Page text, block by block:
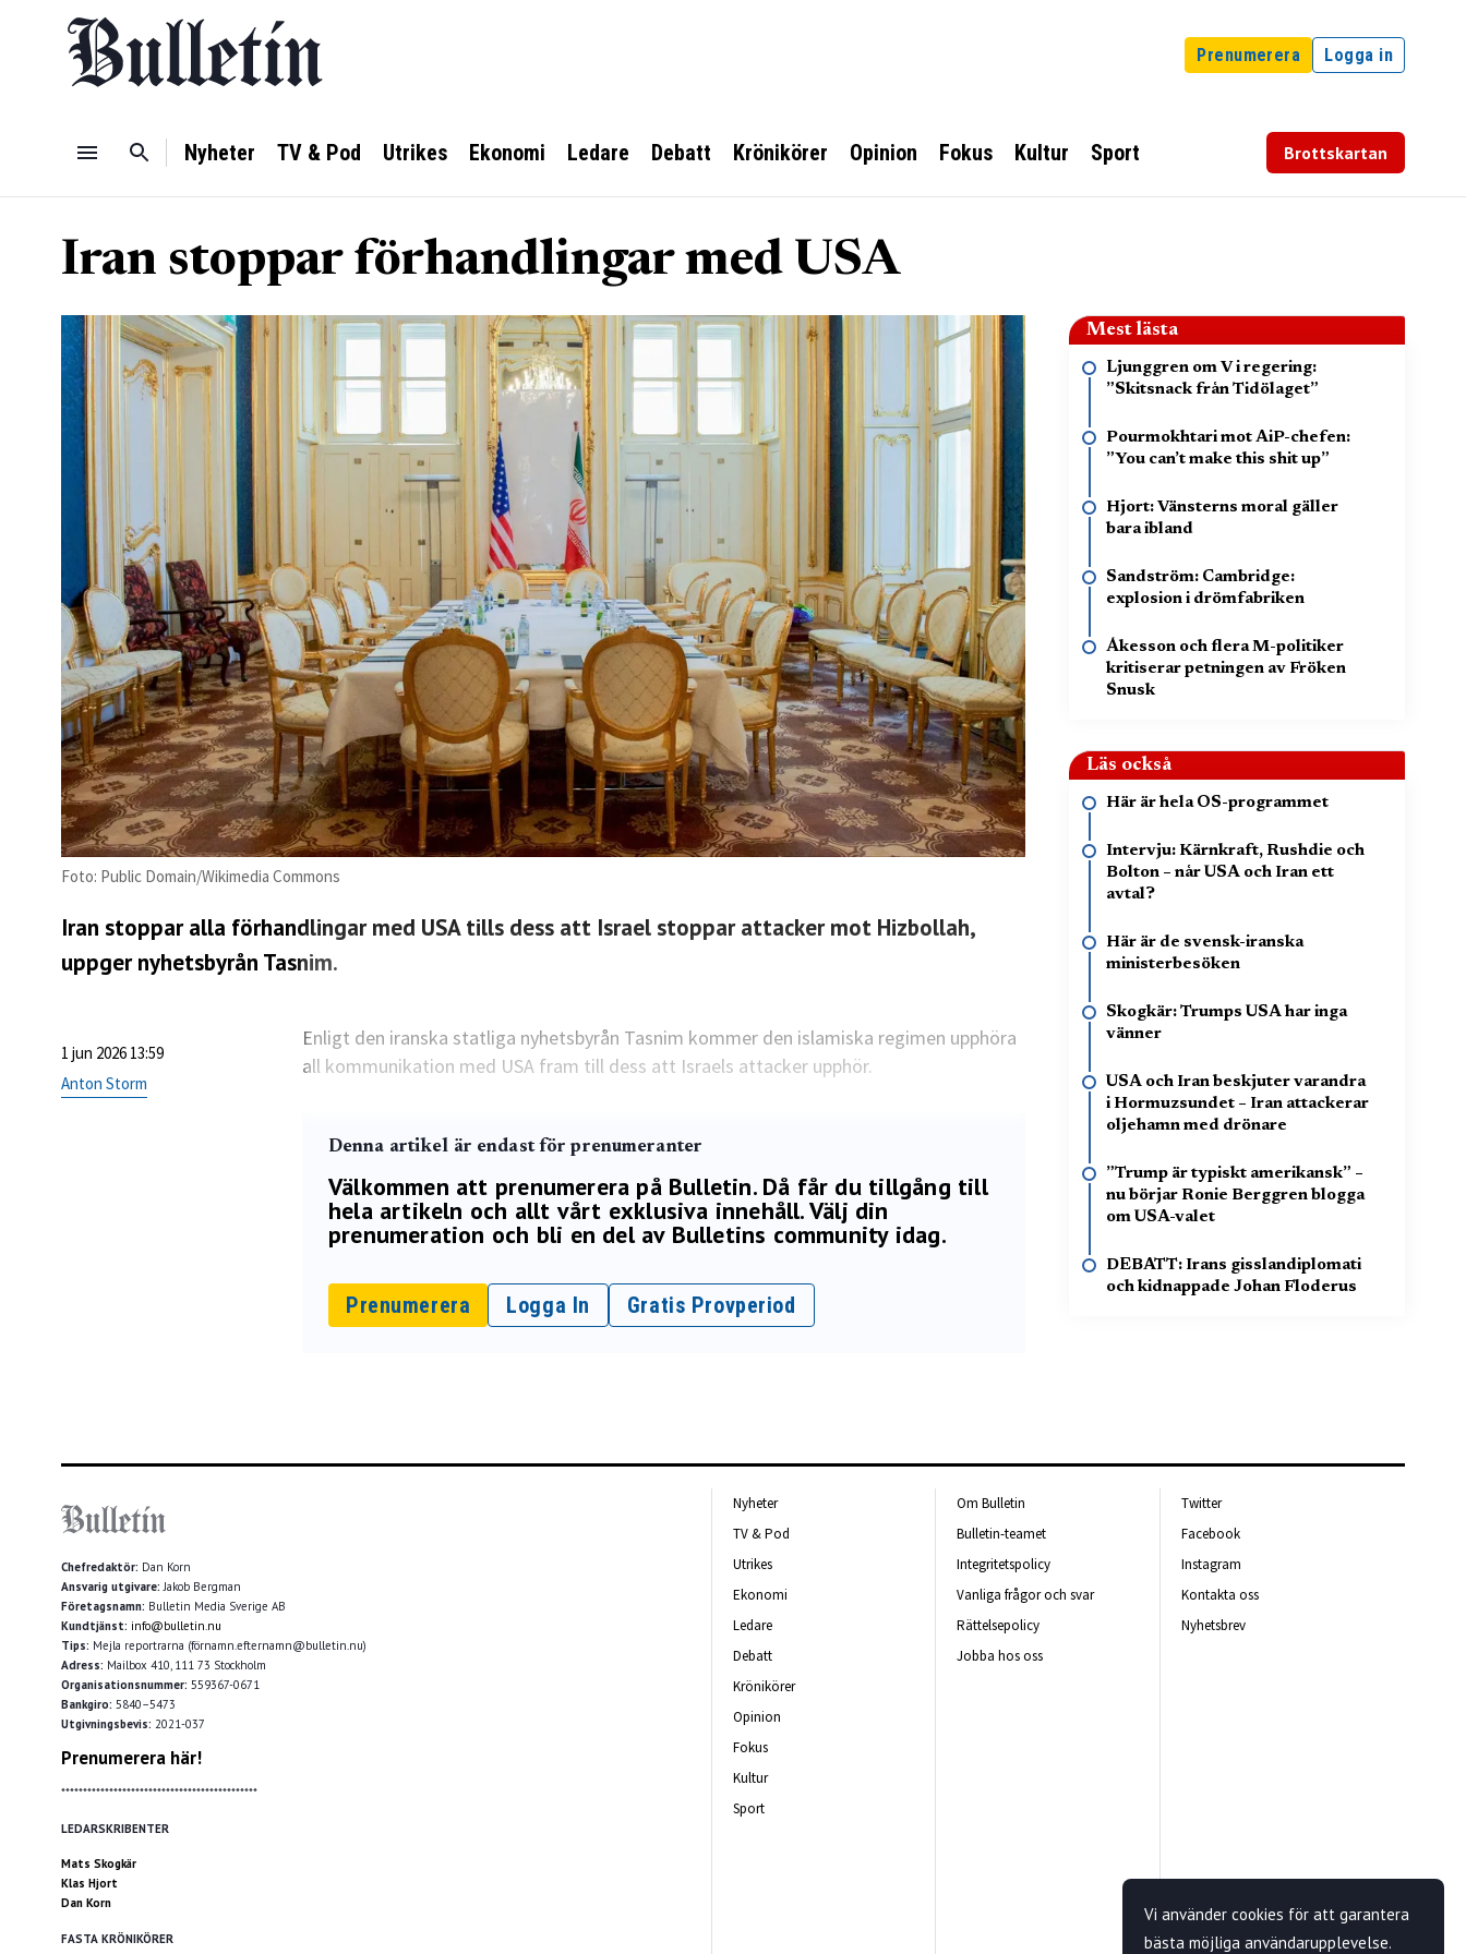
Prenumerera Logga in
Nyheter TV & Pod Utrikes Ekonomi Ledare Debatt Krönikörer Opinion Fokus Kultur Sport Brottskartan
Iran stoppar förhandlingar med USA
Foto: Public Domain/Wikimedia Commons
Iran stoppar alla förhandlingar med USA tills dess att Israel stoppar attacker mot Hizbollah,
uppger nyhetsbyrån Tasnim.
1 jun 2026 13:59
Anton Storm
Enligt den iranska statliga nyhetsbyrån Tasnim kommer den islamiska regimen upphöra
all kommunikation med USA fram till dess att Israels attacker upphör.
Denna artikel är endast för prenumeranter
Välkommen att prenumerera på Bulletin. Då får du tillgång till
hela artikeln och allt vårt exklusiva innehåll. Välj din
prenumeration och bli en del av Bulletins community idag.
Prenumerera Logga In Gratis Provperiod
Mest lästa
Ljunggren om V i regering:
”Skitsnack från Tidölaget”
Pourmokhtari mot AiP-chefen:
”You can’t make this shit up”
Hjort: Vänsterns moral gäller
bara ibland
Sandström: Cambridge:
explosion i drömfabriken
Åkesson och flera M-politiker
kritiserar petningen av Fröken
Snusk
Läs också
Här är hela OS-programmet
Intervju: Kärnkraft, Rushdie och
Bolton – når USA och Iran ett
avtal?
Här är de svensk-iranska
ministerbesöken
Skogkär: Trumps USA har inga
vänner
USA och Iran beskjuter varandra
i Hormuzsundet – Iran attackerar
oljehamn med drönare
”Trump är typiskt amerikansk” –
nu börjar Ronie Berggren blogga
om USA-valet
DEBATT: Irans gisslandiplomati
och kidnappade Johan Floderus
Chefredaktör: Dan Korn
Ansvarig utgivare: Jakob Bergman
Företagsnamn: Bulletin Media Sverige AB
Kundtjänst: info@bulletin.nu
Tips: Mejla reportrarna (förnamn.efternamn@bulletin.nu)
Adress: Mailbox 410, 111 73 Stockholm
Organisationsnummer: 559367-0671
Bankgiro: 5840–5473
Utgivningsbevis: 2021-037
Prenumerera här!
*********************************************
LEDARSKRIBENTER
Mats Skogkär
Klas Hjort
Dan Korn
FASTA KRÖNIKÖRER
Nyheter
TV & Pod
Utrikes
Ekonomi
Ledare
Debatt
Krönikörer
Opinion
Fokus
Kultur
Sport
Om Bulletin
Bulletin-teamet
Integritetspolicy
Vanliga frågor och svar
Rättelsepolicy
Jobba hos oss
Twitter
Facebook
Instagram
Kontakta oss
Nyhetsbrev
Vi använder cookies för att garantera
bästa möjliga användarupplevelse.